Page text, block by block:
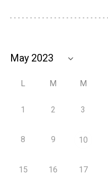
L M M
1 2 3
8 9 10
15 16 17